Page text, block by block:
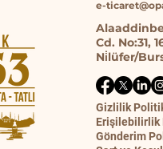
e-
Cd. No:31,
Ni̇lüfer/
Gizlilik
Erişilebilirlik
Gönderim